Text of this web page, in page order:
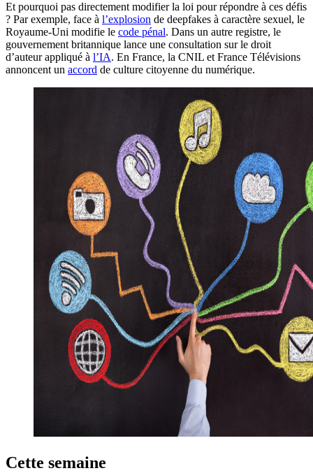
Et pourquoi pas directement modifier la loi pour répondre à ces défis
? Par exemple, face à l’explosion de deepfakes à caractère sexuel, le
Royaume-Uni modifie le code pénal. Dans un autre registre, le
gouvernement britannique lance une consultation sur le droit
d’auteur appliqué à l’IA. En France, la CNIL et France Télévisions
annoncent un accord de culture citoyenne du numérique.
Cette semaine